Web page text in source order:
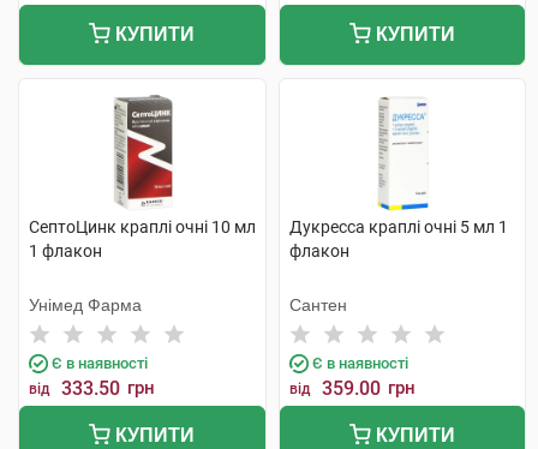
КУПИТИ КУПИТИ
СептоЦинк краплі очні 10 мл
1 флакон
Унімед Фарма
Є в наявності
від 333.50 грн
КУПИТИ
Дукресса краплі очні 5 мл 1
флакон
Сантен
Є в наявності
від 359.00 грн
КУПИТИ